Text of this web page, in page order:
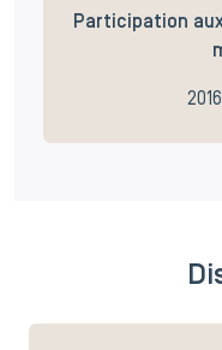
Participation